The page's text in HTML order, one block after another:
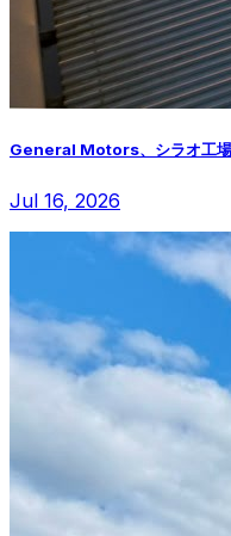
General Motors、シラオ工場
Jul 16, 2026